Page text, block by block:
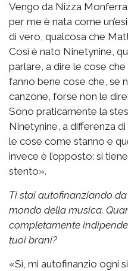
Vengo da Nizza
per me è nata come
di vero, qualcosa che
Così è nato Ninetynine,
parlare, a dire le cose
fanno bene cose che, se
canzone, forse non le
Sono praticamente la
Ninetynine, a differenza
le cose come stanno e
invece è l’opposto: si
stento».
Ti stai autofinanziando
mondo della musica.
completamente
tuoi brani?
«Sì, mi autofinanzio ogni